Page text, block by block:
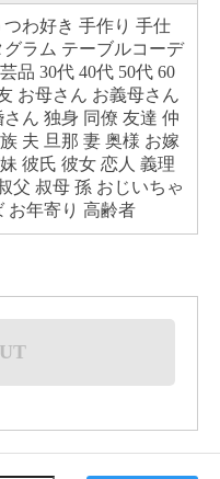
わ好き 手作り 手仕
ラム テーブルコーデ
品 30代 40代 50代 60
お母さん お義母さん
ん 独身 同僚 友達 仲
夫 旦那 妻 奥様 お嫁
彼氏 彼女 恋人 義理
父 叔母 孫 おじいちゃ
お年寄り 高齢者